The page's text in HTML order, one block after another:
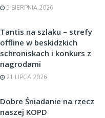
5 SIERPNIA 2026
Tantis na szlaku – strefy
offline w beskidzkich
schroniskach i konkurs z
nagrodami
21 LIPCA 2026
Dobre Śniadanie na rzecz
naszej KOPD